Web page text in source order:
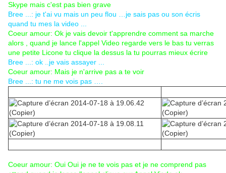
Skype mais c'est pas bien grave
Bree ...: je t'ai vu mais un peu flou …je sais pas ou son écris
quand tu mes la video ...
Coeur amour: Ok je vais devoir t'apprendre comment sa marche
alors , quand je lance l'appel Video regarde vers le bas tu verras
une petite Licone tu clique la dessus la tu pourras mieux écrire
Bree ...: ok ..je vais assayer ...
Coeur amour: Mais je n'arrive pas a te voir
Bree ...: tu ne me vois pas ….
Coeur amour: Oui Oui je ne te vois pas et je ne comprend pas